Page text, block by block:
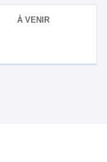
À VENIR